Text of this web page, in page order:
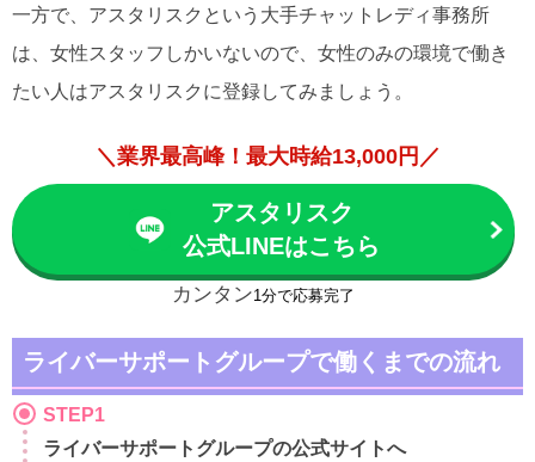
一方で、アスタリスクという大手チャットレディ事務所
は、女性スタッフしかいないので、女性のみの環境で働き
たい人はアスタリスクに登録してみましょう。
＼業界最高峰！最大時給13,000円／
アスタリスク
公式LINEはこちら
カンタン1分で応募完了
ライバーサポートグループで働くまでの流れ
STEP1
ライバーサポートグループの公式サイトへ